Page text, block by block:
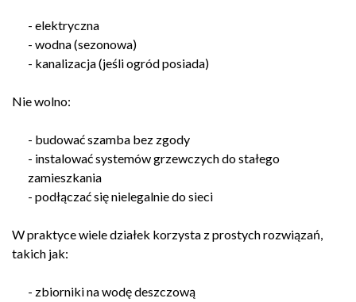
- elektryczna
- wodna (sezonowa)
- kanalizacja (jeśli ogród posiada)
Nie wolno:
- budować szamba bez zgody
- instalować systemów grzewczych do stałego
zamieszkania
- podłączać się nielegalnie do sieci
W praktyce wiele działek korzysta z prostych rozwiązań,
takich jak:
- zbiorniki na wodę deszczową